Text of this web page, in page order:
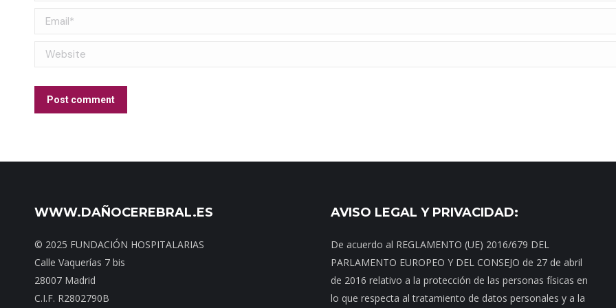
Email *
Website
Post comment
WWW.DAÑOCEREBRAL.ES
© 2025 FUNDACIÓN HOSPITALARIAS
Calle Vaquerías 7 bis
28007 Madrid
C.I.F. R2802790B
AVISO LEGAL Y PRIVACIDAD:
De acuerdo al REGLAMENTO (UE) 2016/679 DEL
PARLAMENTO EUROPEO Y DEL CONSEJO de 27 de abril
de 2016 relativo a la protección de las personas físicas en
lo que respecta al tratamiento de datos personales y a la